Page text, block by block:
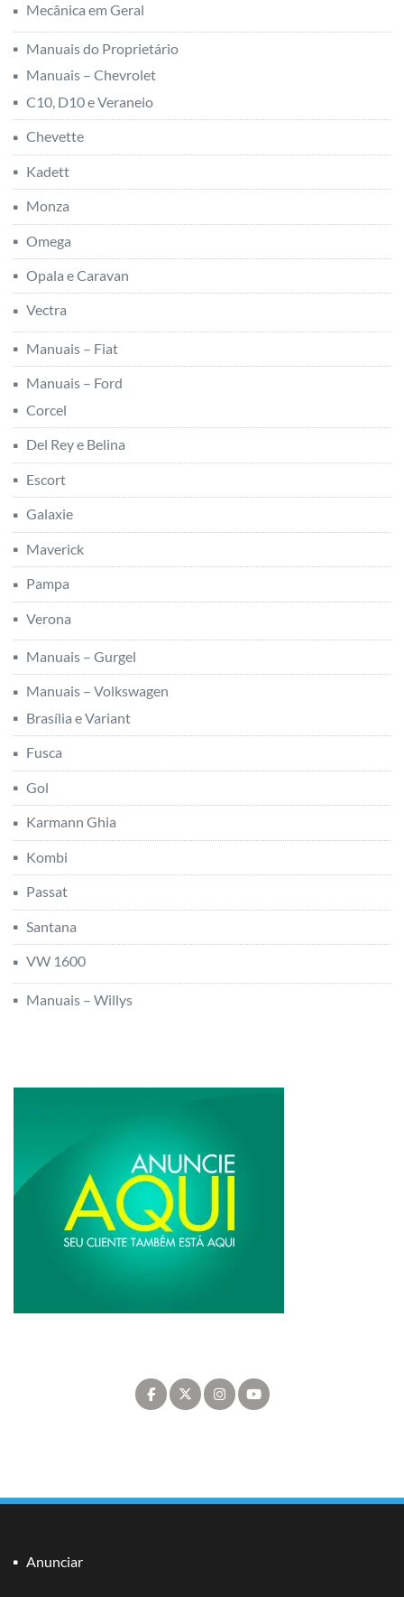
Mecânica em Geral
Manuais do Proprietário
Manuais – Chevrolet
C10, D10 e Veraneio
Chevette
Kadett
Monza
Omega
Opala e Caravan
Vectra
Manuais – Fiat
Manuais – Ford
Corcel
Del Rey e Belina
Escort
Galaxie
Maverick
Pampa
Verona
Manuais – Gurgel
Manuais – Volkswagen
Brasília e Variant
Fusca
Gol
Karmann Ghia
Kombi
Passat
Santana
VW 1600
Manuais – Willys
Anunciar